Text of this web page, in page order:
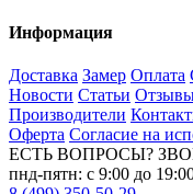
Информация
Доставка Замер Оплата
Новости Статьи
Производители
Оферта Согласие на
ЕСТЬ ВОПРОСЫ?
пнд-пятн: с 9:00 до